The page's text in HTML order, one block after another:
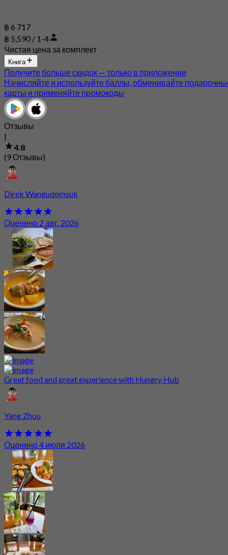
฿ 6 717
฿ 5,590 / 1-4
Чистая цена за комплект
Книга
Получите больше скидок — только в приложении
Начисляйте и используйте баллы, обменивайте
карты и применяйте промокоды
Отзывы
|
4.8
(9 Отзывы)
Direk Wangudomsuk
Оценено 2 авг. 2026
Great food and great experience with Hungry Hub
Yang Zhou
Оценено 4 июля 2026